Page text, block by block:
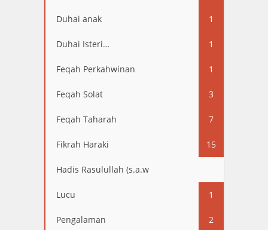
Duhai anak 1
Duhai Isteri… 1
Feqah Perkahwinan 1
Feqah Solat 3
Feqah Taharah 7
Fikrah Haraki 15
Hadis Rasulullah (s.a.w
Lucu 1
Pengalaman 2